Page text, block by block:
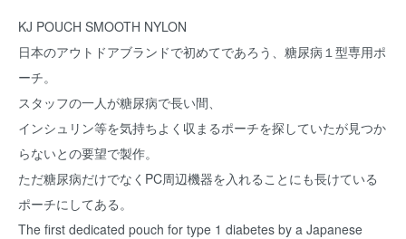
KJ POUCH SMOOTH NYLON
日本のアウトドアブランドで初めてであろう、糖尿病１型専用ポ
ーチ。
スタッフの一人が糖尿病で長い間、
インシュリン等を気持ちよく収まるポーチを探していたが見つか
らないとの要望で製作。
ただ糖尿病だけでなくPC周辺機器を入れることにも長けている
ポーチにしてある。
The first dedicated pouch for type 1 diabetes by a Japanese